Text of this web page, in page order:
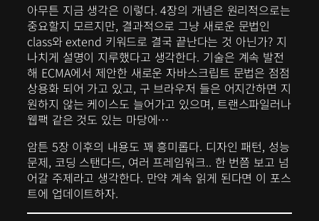
아무튼 지금 생각은 이렇다. 4장의 개념은 원리적으로는
중요할지 모르지만, 결과적으로 그냥 새로운 문법인
class와 extend 키워드로 결국 끝난다는 것 아닌가? 지
나치게 설명이 지루했다고 생각한다. 기술은 계속 발전
해 ECMA에서 제안한 새로운 자바스크립트 문법은 점점
상용화 되어 가고 있고, 구 브라우저 들은 어지간하면 지
원하지 않는 케이스도 늘어가고 있으며, 트랜스파일러나
웹팩 같은 것도 있는 마당에…
암튼 5장 이후의 내용도 꽤 흥미롭다. 디자인 패턴, 성능
문제, 코딩 스탠다드, 여러 프레임워크.. 한 번쯤 보고 넘
어갈 주제라고 생각한다. 만약 계속 읽게 된다면 이 포스
트에 업데이트하자.